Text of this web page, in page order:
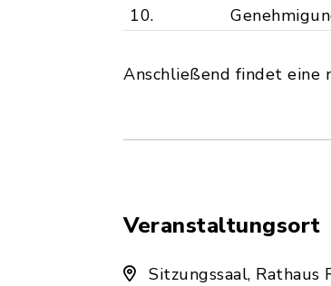
10.
Anschließend findet
Veranstaltungsort
Sitzungssaal, Rathaus